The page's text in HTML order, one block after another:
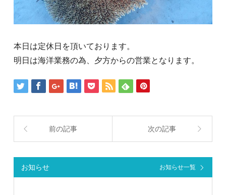
本日は定休日を頂いております。
明日は海洋業務の為、夕方からの営業となります。
前の記事 次の記事
お知らせ お知らせ一覧